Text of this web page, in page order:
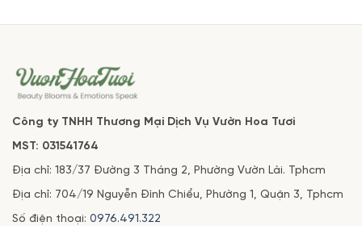
Công ty TNHH Thương Mại Dịch Vụ Vườn Hoa Tươi
MST: 031541764
Địa chỉ: 183/37 Đường 3 Tháng 2, Phường Vườn Lài. Tphcm
Địa chỉ: 704/19 Nguyễn Đình Chiểu, Phường 1, Quận 3, Tphcm
Số điện thoại: 0976.491.322